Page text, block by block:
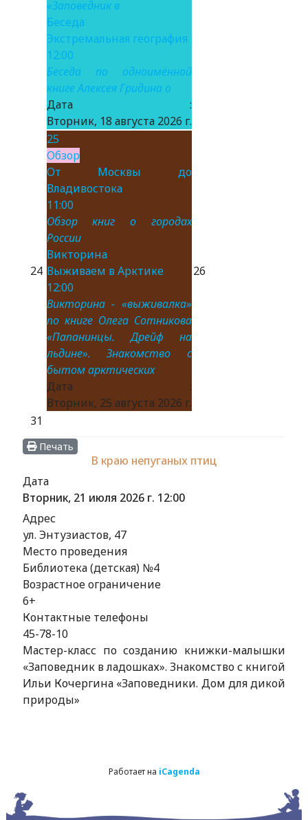
«Заповедник в
Беседа
Экстремальная география
12:00
Беседа по одноимённой
книге Алексея Гридина о
Дата :
Вторник, 18 августа 2026 г.
24
25
Обзор
От Москвы до
Владивостока
11:00
Обзор книг о городах
России
Викторина
Выживаем в Арктике
12:00
Викторина - «выживалка»
по книге Олега Сотникова
«Папанинцы. Дрейф на
льдине». Знакомство с
бытом арктических
Дата :
Вторник, 25 августа 2026 г.
26
31
Печать
В краю непуганых птиц
Дата
Вторник, 21 июля 2026 г. 12:00
Адрес
ул. Энтузиастов, 47
Место проведения
Библиотека (детская) №4
Возрастное ограничение
6+
Контактные телефоны
45-78-10
Мастер-класс по созданию книжки-малышки
«Заповедник в ладошках». Знакомство с книгой
Ильи Кочергина «Заповедники. Дом для дикой
природы»
Работает на iCagenda